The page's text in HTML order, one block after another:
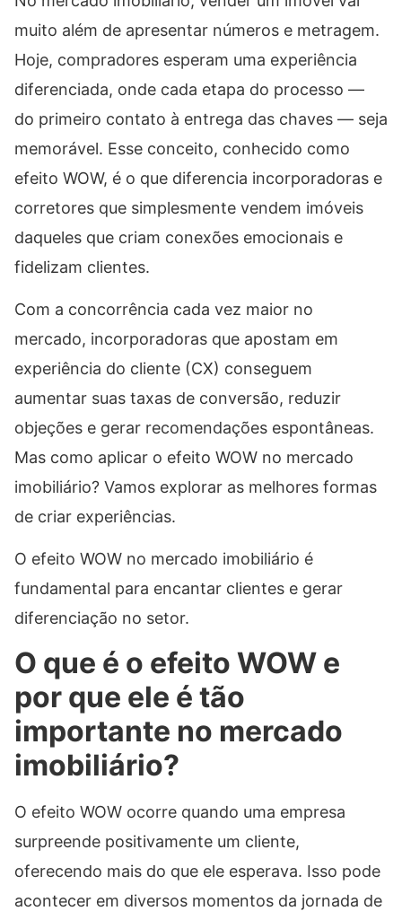
muito além de apresentar números e metragem.
Hoje, compradores esperam uma experiência
diferenciada, onde cada etapa do processo —
do primeiro contato à entrega das chaves — seja
memorável. Esse conceito, conhecido como
efeito WOW, é o que diferencia incorporadoras e
corretores que simplesmente vendem imóveis
daqueles que criam conexões emocionais e
fidelizam clientes.
Com a concorrência cada vez maior no
mercado, incorporadoras que apostam em
experiência do cliente (CX) conseguem
aumentar suas taxas de conversão, reduzir
objeções e gerar recomendações espontâneas.
Mas como aplicar o efeito WOW no mercado
imobiliário? Vamos explorar as melhores formas
de criar experiências.
O efeito WOW no mercado imobiliário é
fundamental para encantar clientes e gerar
diferenciação no setor.
O que é o efeito WOW e
por que ele é tão
importante no mercado
imobiliário?
O efeito WOW ocorre quando uma empresa
surpreende positivamente um cliente,
oferecendo mais do que ele esperava. Isso pode
acontecer em diversos momentos da jornada de